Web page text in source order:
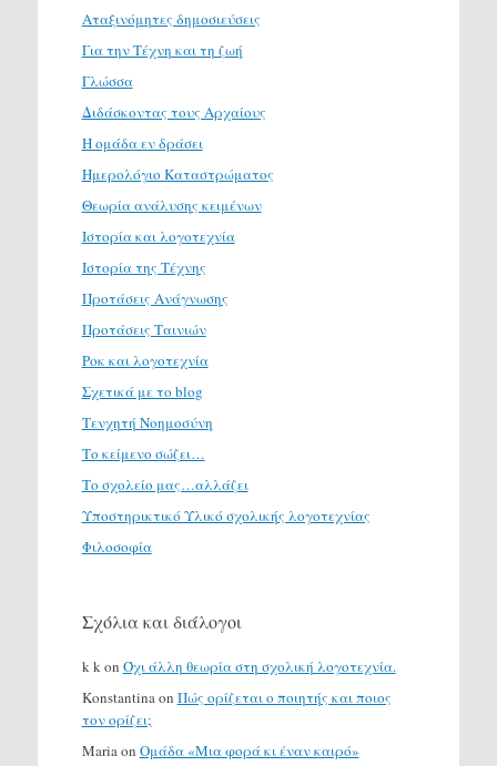
Αταξινόμητες δημοσιεύσεις
Για την Τέχνη και τη ζωή
Γλώσσα
Διδάσκοντας τους Αρχαίους
Η ομάδα εν δράσει
Ημερολόγιο Καταστρώματος
Θεωρία ανάλυσης κειμένων
Ιστορία και λογοτεχνία
Ιστορία της Τέχνης
Προτάσεις Ανάγνωσης
Προτάσεις Ταινιών
Ροκ και λογοτεχνία
Σχετικά με το blog
Τενχητή Νοημοσύνη
Το κείμενο σώζει…
Το σχολείο μας…αλλάζει
Υποστηρικτικό Υλικό σχολικής λογοτεχνίας
Φιλοσοφία
Σχόλια και διάλογοι
k kon Όχι άλλη θεωρία στη σχολική λογοτεχνία.
Konstantinaon Πώς ορίζεται ο ποιητής και ποιος
τον ορίζει;
Mariaon Ομάδα «Μια φορά κι έναν καιρό»